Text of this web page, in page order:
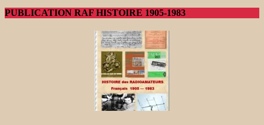
PUBLICATION RAF HISTOIRE 1905-1983